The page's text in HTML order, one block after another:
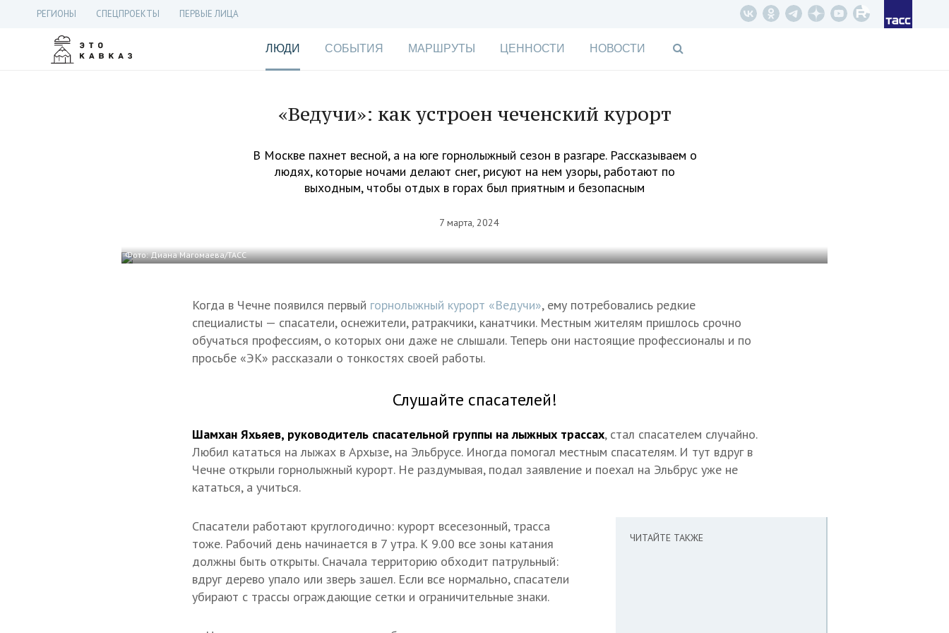
РЕГИОНЫ СПЕЦПРОЕКТЫ ПЕРВЫЕ ЛИЦА
ЛЮДИ СОБЫТИЯ МАРШРУТЫ ЦЕННОСТИ НОВОСТИ
«Ведучи»: как устроен чеченский курорт
В Москве пахнет весной, а на юге горнолыжный сезон в разгаре. Рассказываем о
людях, которые ночами делают снег, рисуют на нем узоры, работают по
выходным, чтобы отдых в горах был приятным и безопасным
7 марта, 2024
Фото: Диана Магомаева/ТАСС
Когда в Чечне появился первый горнолыжный курорт «Ведучи», ему потребовались редкие
специалисты — спасатели, оснежители, ратракчики, канатчики. Местным жителям пришлось срочно
обучаться профессиям, о которых они даже не слышали. Теперь они настоящие профессионалы и по
просьбе «ЭК» рассказали о тонкостях своей работы.
Слушайте спасателей!
Шамхан Яхьяев, руководитель спасательной группы на лыжных трассах, стал спасателем случайно.
Любил кататься на лыжах в Архызе, на Эльбрусе. Иногда помогал местным спасателям. И тут вдруг в
Чечне открыли горнолыжный курорт. Не раздумывая, подал заявление и поехал на Эльбрус уже не
кататься, а учиться.
ЧИТАЙТЕ ТАКЖЕ
Спасатели работают круглогодично: курорт всесезонный, трасса
тоже. Рабочий день начинается в 7 утра. К 9.00 все зоны катания
должны быть открыты. Сначала территорию обходит патрульный:
вдруг дерево упало или зверь зашел. Если все нормально, спасатели
убирают с трассы ограждающие сетки и ограничительные знаки.